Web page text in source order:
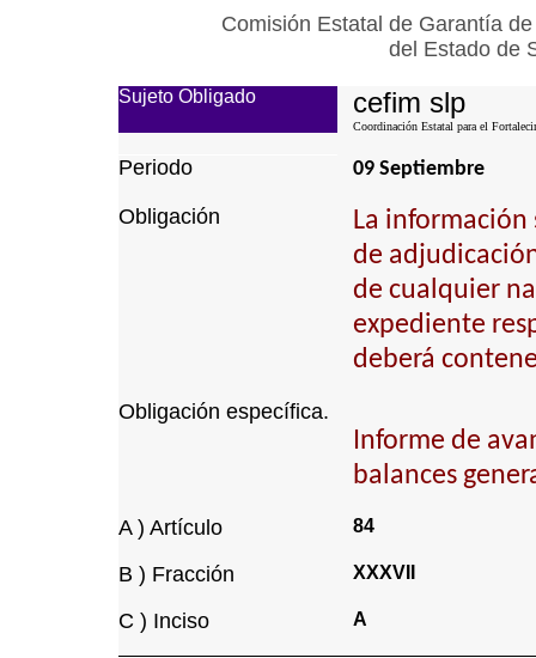
Comisión Estatal de Garantía
del Estado de
Sujeto Obligado cefim slp
Coordinación Estatal para el
Periodo 09 Septiembre
Obligación
La
de
de cualquier
expediente
deberá
Obligación específica.
Informe de
balances
A ) Artículo 84
B ) Fracción XXXVII
C ) Inciso A